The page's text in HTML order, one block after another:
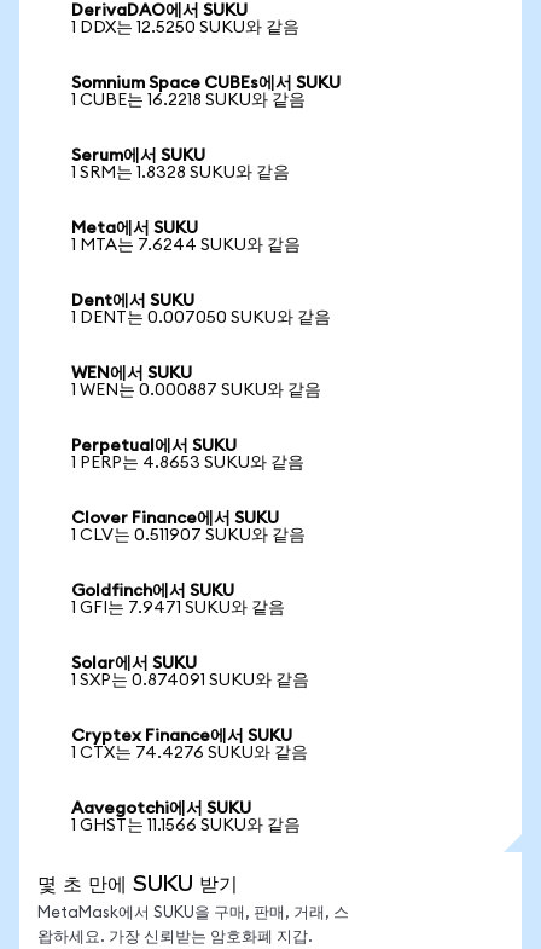
DerivaDAO에서 SUKU
1 DDX는 12.5250 SUKU와 같음
Somnium Space CUBEs에서 SUKU
1 CUBE는 16.2218 SUKU와 같음
Serum에서 SUKU
1 SRM는 1.8328 SUKU와 같음
Meta에서 SUKU
1 MTA는 7.6244 SUKU와 같음
Dent에서 SUKU
1 DENT는 0.007050 SUKU와 같음
WEN에서 SUKU
1 WEN는 0.000887 SUKU와 같음
Perpetual에서 SUKU
1 PERP는 4.8653 SUKU와 같음
Clover Finance에서 SUKU
1 CLV는 0.511907 SUKU와 같음
Goldfinch에서 SUKU
1 GFI는 7.9471 SUKU와 같음
Solar에서 SUKU
1 SXP는 0.874091 SUKU와 같음
Cryptex Finance에서 SUKU
1 CTX는 74.4276 SUKU와 같음
Aavegotchi에서 SUKU
1 GHST는 11.1566 SUKU와 같음
몇 초 만에 SUKU 받기
MetaMask에서 SUKU을 구매, 판매, 거래, 스
왑하세요. 가장 신뢰받는 암호화폐 지갑.